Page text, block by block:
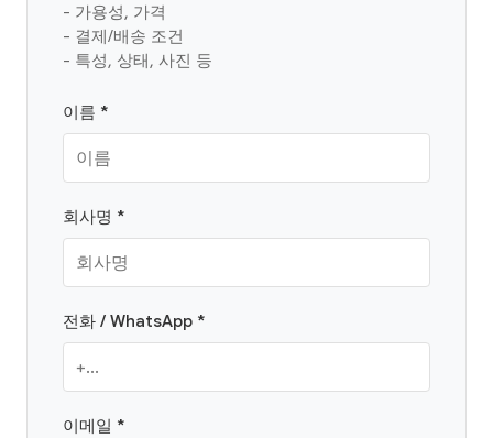
- 가용성, 가격
- 결제/배송 조건
- 특성, 상태, 사진 등
이름 *
회사명 *
전화 / WhatsApp *
이메일 *